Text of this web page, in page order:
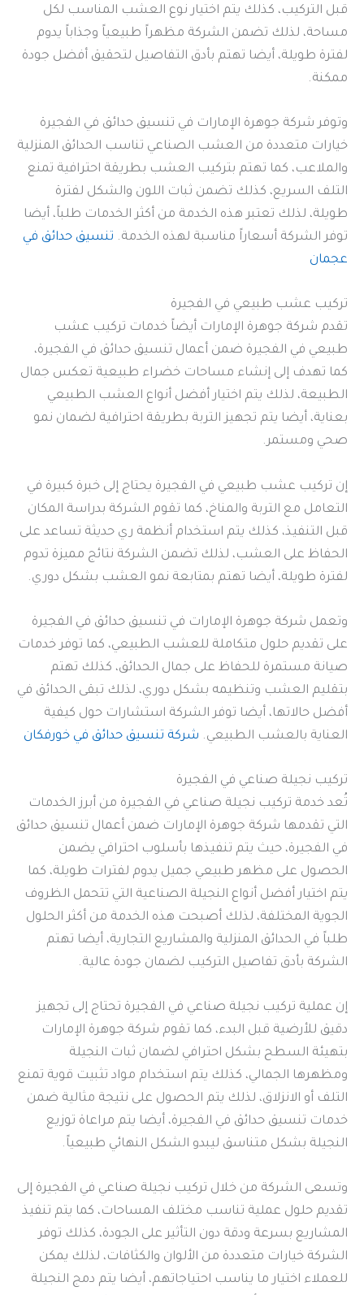
قبل التركيب، كذلك يتم اختيار نوع العشب المناسب لكل
مساحة، لذلك تضمن الشركة مظهراً طبيعياً وجذاباً يدوم
لفترة طويلة، أيضا تهتم بأدق التفاصيل لتحقيق أفضل جودة
ممكنة.
وتوفر شركة جوهرة الإمارات في تنسيق حدائق في الفجيرة
خيارات متعددة من العشب الصناعي تناسب الحدائق المنزلية
والملاعب، كما تهتم بتركيب العشب بطريقة احترافية تمنع
التلف السريع، كذلك تضمن ثبات اللون والشكل لفترة
طويلة، لذلك تعتبر هذه الخدمة من أكثر الخدمات طلباً، أيضا
توفر الشركة أسعاراً مناسبة لهذه الخدمة. تنسيق حدائق في
عجمان
تركيب عشب طبيعي في الفجيرة
تقدم شركة جوهرة الإمارات أيضاً خدمات تركيب عشب
طبيعي في الفجيرة ضمن أعمال تنسيق حدائق في الفجيرة،
كما تهدف إلى إنشاء مساحات خضراء طبيعية تعكس جمال
الطبيعة، لذلك يتم اختيار أفضل أنواع العشب الطبيعي
بعناية، أيضا يتم تجهيز التربة بطريقة احترافية لضمان نمو
صحي ومستمر.
إن تركيب عشب طبيعي في الفجيرة يحتاج إلى خبرة كبيرة في
التعامل مع التربة والمناخ، كما تقوم الشركة بدراسة المكان
قبل التنفيذ، كذلك يتم استخدام أنظمة ري حديثة تساعد على
الحفاظ على العشب، لذلك تضمن الشركة نتائج مميزة تدوم
لفترة طويلة، أيضا تهتم بمتابعة نمو العشب بشكل دوري.
وتعمل شركة جوهرة الإمارات في تنسيق حدائق في الفجيرة
على تقديم حلول متكاملة للعشب الطبيعي، كما توفر خدمات
صيانة مستمرة للحفاظ على جمال الحدائق، كذلك تهتم
بتقليم العشب وتنظيمه بشكل دوري، لذلك تبقى الحدائق في
أفضل حالاتها، أيضا توفر الشركة استشارات حول كيفية
العناية بالعشب الطبيعي. شركة تنسيق حدائق في خورفكان
تركيب نجيلة صناعي في الفجيرة
تُعد خدمة تركيب نجيلة صناعي في الفجيرة من أبرز الخدمات
التي تقدمها شركة جوهرة الإمارات ضمن أعمال تنسيق حدائق
في الفجيرة، حيث يتم تنفيذها بأسلوب احترافي يضمن
الحصول على مظهر طبيعي جميل يدوم لفترات طويلة، كما
يتم اختيار أفضل أنواع النجيلة الصناعية التي تتحمل الظروف
الجوية المختلفة، لذلك أصبحت هذه الخدمة من أكثر الحلول
طلباً في الحدائق المنزلية والمشاريع التجارية، أيضا تهتم
الشركة بأدق تفاصيل التركيب لضمان جودة عالية.
إن عملية تركيب نجيلة صناعي في الفجيرة تحتاج إلى تجهيز
دقيق للأرضية قبل البدء، كما تقوم شركة جوهرة الإمارات
بتهيئة السطح بشكل احترافي لضمان ثبات النجيلة
ومظهرها الجمالي، كذلك يتم استخدام مواد تثبيت قوية تمنع
التلف أو الانزلاق، لذلك يتم الحصول على نتيجة مثالية ضمن
خدمات تنسيق حدائق في الفجيرة، أيضا يتم مراعاة توزيع
النجيلة بشكل متناسق ليبدو الشكل النهائي طبيعياً.
وتسعى الشركة من خلال تركيب نجيلة صناعي في الفجيرة إلى
تقديم حلول عملية تناسب مختلف المساحات، كما يتم تنفيذ
المشاريع بسرعة ودقة دون التأثير على الجودة، كذلك توفر
الشركة خيارات متعددة من الألوان والكثافات، لذلك يمكن
للعملاء اختيار ما يناسب احتياجاتهم، أيضا يتم دمج النجيلة